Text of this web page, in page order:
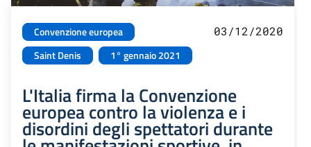
Convenzione europea
Saint Denis
1° gennaio 2021
03/12/2020
L'Italia firma la Convenzione
europea contro la violenza e i
disordini degli spettatori durante